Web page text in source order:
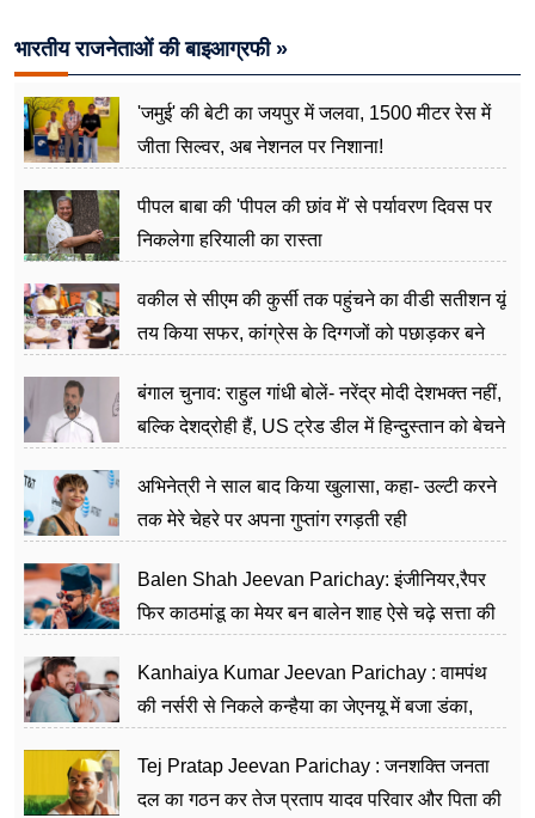
भारतीय राजनेताओं की बाइआग्रफी »
'जमुई' की बेटी का जयपुर में जलवा, 1500 मीटर रेस में
जीता सिल्वर, अब नेशनल पर निशाना!
पीपल बाबा की 'पीपल की छांव में' से पर्यावरण दिवस पर
निकलेगा हरियाली का रास्ता
वकील से सीएम की कुर्सी तक पहुंचने का वीडी सतीशन यूं
तय किया सफर, कांग्रेस के दिग्गजों को पछाड़कर बने
बंगाल चुनाव: राहुल गांधी बोलें- नरेंद्र मोदी देशभक्त नहीं,
बल्कि देशद्रोही हैं, US ट्रेड डील में हिन्दुस्तान को बेचने
अभिनेत्री ने साल बाद किया खुलासा, कहा- उल्टी करने
तक मेरे चेहरे पर अपना गुप्तांग रगड़ती रही
Balen Shah Jeevan Parichay: इंजीनियर,रैपर
फिर काठमांडू का मेयर बन बालेन शाह ऐसे चढ़े सत्ता की
Kanhaiya Kumar Jeevan Parichay : वामपंथ
की नर्सरी से निकले कन्हैया का जेएनयू में बजा डंका,
Tej Pratap Jeevan Parichay : जनशक्ति जनता
दल का गठन कर तेज प्रताप यादव परिवार और पिता की